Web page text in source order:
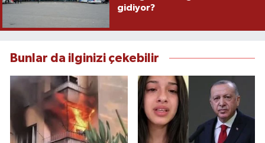
gidiyor?
Bunlar da ilginizi çekebilir